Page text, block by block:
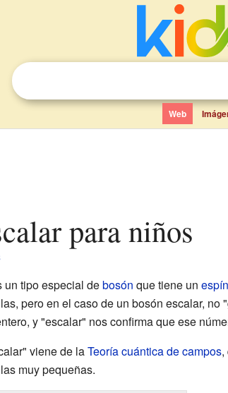
Web
para niños
tipo especial debosón que tiene un espín
pero en el caso de un bosón escalar,
y "escalar" nos confirma que ese
viene de laTeoría cuántica de campos,
muy pequeñas.